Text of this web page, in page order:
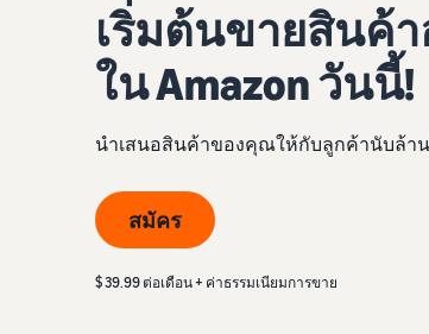
เริ่มต้นขายสินค้
ใน Amazon วันนี้!
นำเสนอสินค้าของคุณให้กับลูกค้านับล้าน
สมัคร
$ 39.99 ต่อเดือน + ค่าธรรมเนียมการขาย